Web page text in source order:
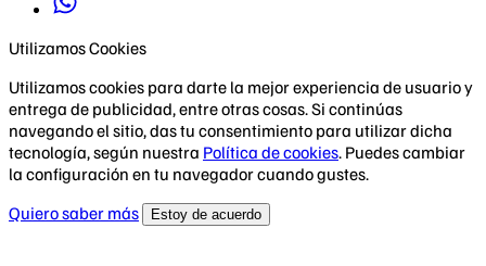
Utilizamos Cookies
Utilizamos cookies para darte la mejor experiencia de usuario y
entrega de publicidad, entre otras cosas. Si continúas
navegando el sitio, das tu consentimiento para utilizar dicha
tecnología, según nuestra Política de cookies. Puedes cambiar
la configuración en tu navegador cuando gustes.
Quiero saber más
Estoy de acuerdo